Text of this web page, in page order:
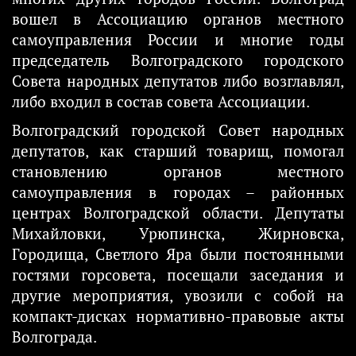
вошел в Ассоциацию органов местного
самоуправления России и многие годы
председатель Волгоградского городского
Совета народных депутатов либо возглавлял,
либо входил в состав совета Ассоциации.
Волгоградский городской Совет народных
депутатов, как старший товарищ, помогал
становлению органов местного
самоуправления в городах – районных
центрах Волгоградской области. Депутаты
Михайловки, Урюпинска, Жирновска,
Городища, Светлого Яра были постоянными
гостями горсовета, посещали заседания и
другие мероприятия, увозили с собой на
компакт-дисках нормативно-правовые акты
Волгограда.